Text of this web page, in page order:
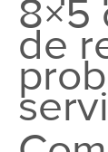
8×5
de